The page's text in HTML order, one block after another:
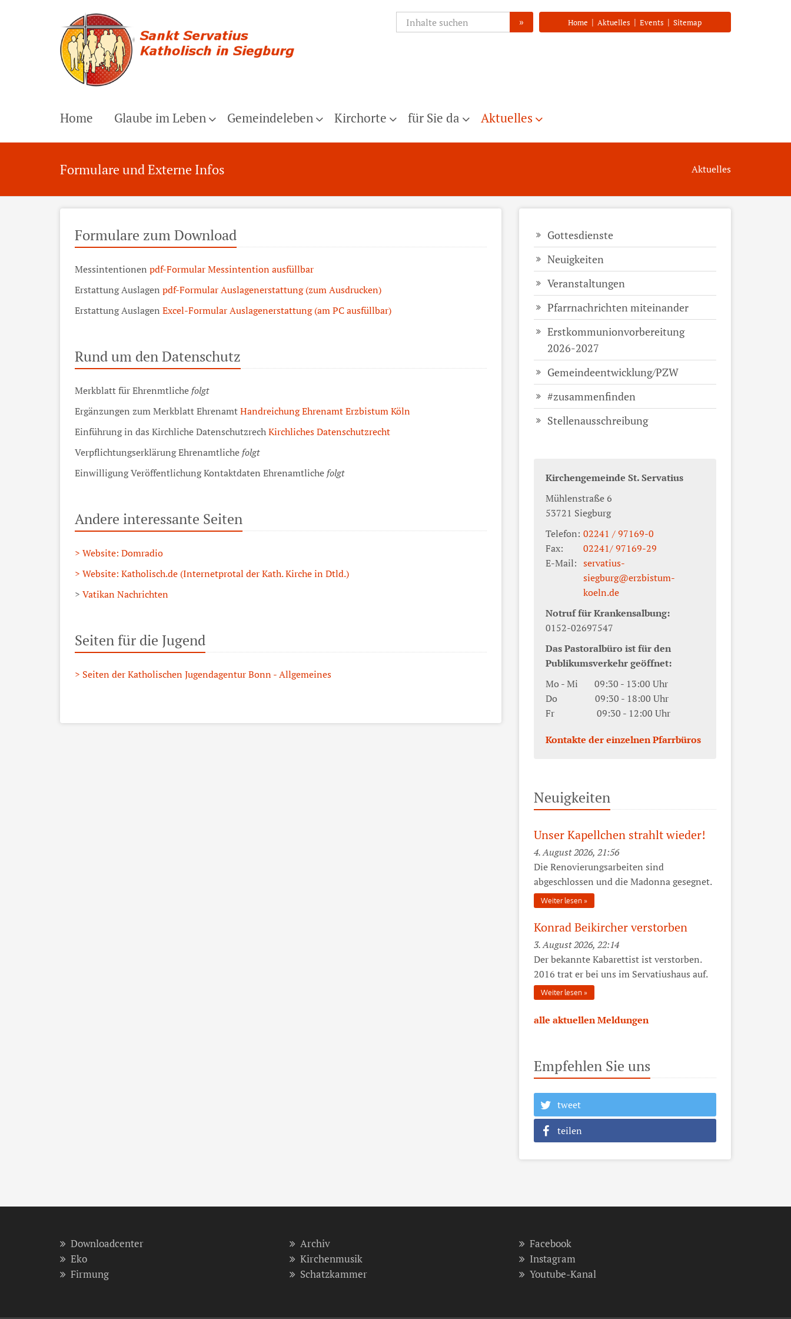
Home | Aktuelles | Events | Sitemap
»
Home Glaube im Leben Gemeindeleben Kirchorte für Sie da Aktuelles
Formulare und Externe Infos Aktuelles
Formulare zum Download
Messintentionen pdf-Formular Messintention ausfüllbar
Erstattung Auslagen pdf-Formular Auslagenerstattung (zum Ausdrucken)
Erstattung Auslagen Excel-Formular Auslagenerstattung (am PC ausfüllbar)
Rund um den Datenschutz
Merkblatt für Ehrenmtliche folgt
Ergänzungen zum Merkblatt EhrenamtHandreichung Ehrenamt Erzbistum Köln
Einführung in das Kirchliche DatenschutzrechKirchliches Datenschutzrecht
Verpflichtungserklärung Ehrenamtliche folgt
Einwilligung Veröffentlichung Kontaktdaten Ehrenamtliche folgt
Andere interessante Seiten
> Website: Domradio
> Website: Katholisch.de (Internetprotal der Kath. Kirche in Dtld.)
> Vatikan Nachrichten
Seiten für die Jugend
> Seiten der Katholischen Jugendagentur Bonn - Allgemeines
Gottesdienste
Neuigkeiten
Veranstaltungen
Pfarrnachrichten miteinander
Erstkommunionvorbereitung
2026-2027
Gemeindeentwicklung/PZW
#zusammenfinden
Stellenausschreibung
Kirchengemeinde St. Servatius
Mühlenstraße 6
53721 Siegburg
Telefon: 02241 / 97169-0
Fax:
02241/ 97169-29
E-Mail: servatius-
siegburg@erzbistum-
koeln.de
Notruf für Krankensalbung:
0152-02697547
Das Pastoralbüro ist für den
Publikumsverkehr geöffnet:
Mo - Mi 09:30 - 13:00 Uhr
Do 09:30 - 18:00 Uhr
Fr 09:30 - 12:00 Uhr
Kontakte der einzelnen Pfarrbüros
Neuigkeiten
Unser Kapellchen strahlt wieder!
4. August 2026, 21:56
Die Renovierungsarbeiten sind
abgeschlossen und die Madonna gesegnet.
Weiter lesen
Konrad Beikircher verstorben
3. August 2026, 22:14
Der bekannte Kabarettist ist verstorben.
2016 trat er bei uns im Servatiushaus auf.
Weiter lesen
alle aktuellen Meldungen
Empfehlen Sie uns
tweet
teilen
Downloadcenter
Eko
Firmung
Archiv
Kirchenmusik
Schatzkammer
Facebook
Instagram
Youtube-Kanal